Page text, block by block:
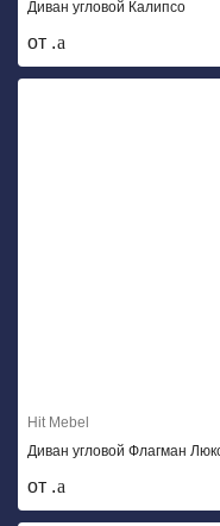
Диван угловой Калипсо
от .
Hit Mebel
Диван угловой Флагман
от .